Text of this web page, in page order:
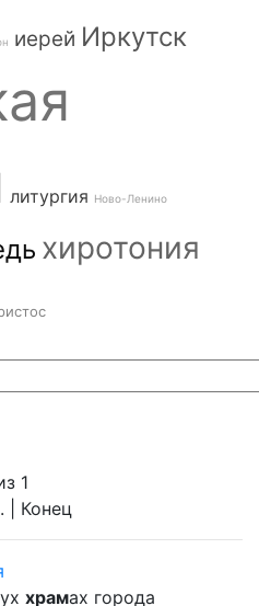
иерей Иркутск
литургия Ново-Ленино
хиротония
1
| Конец
храмах города